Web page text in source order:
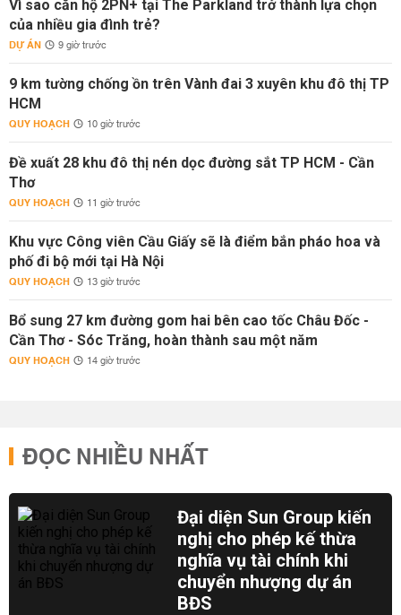
Vì sao căn hộ 2PN+ tại The Parkland trở thành lựa chọn
của nhiều gia đình trẻ?
DỰ ÁN 9 giờ trước
9 km tường chống ồn trên Vành đai 3 xuyên khu đô thị TP
HCM
QUY HOẠCH 10 giờ trước
Đề xuất 28 khu đô thị nén dọc đường sắt TP HCM - Cần
Thơ
QUY HOẠCH 11 giờ trước
Khu vực Công viên Cầu Giấy sẽ là điểm bắn pháo hoa và
phố đi bộ mới tại Hà Nội
QUY HOẠCH 13 giờ trước
Bổ sung 27 km đường gom hai bên cao tốc Châu Đốc -
Cần Thơ - Sóc Trăng, hoàn thành sau một năm
QUY HOẠCH 14 giờ trước
ĐỌC NHIỀU NHẤT
Đại diện Sun Group kiến
nghị cho phép kế thừa
nghĩa vụ tài chính khi
chuyển nhượng dự án
BĐS